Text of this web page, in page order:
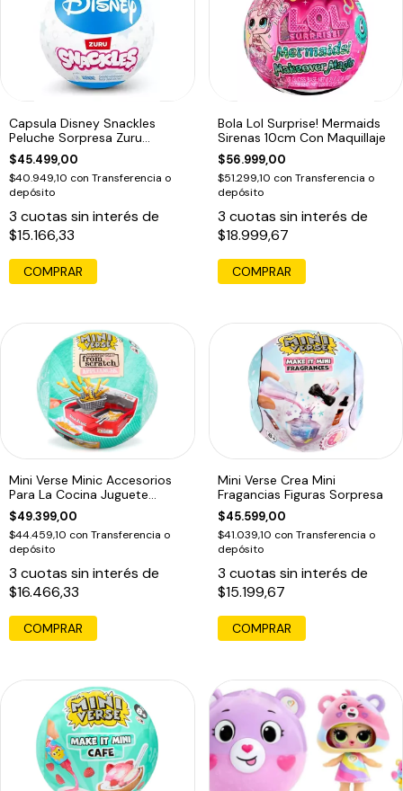
Capsula Disney Snackles
Peluche Sorpresa Zuru
Sorpresa
$45.499,00
$40.949,10 con Transferencia o
depósito
3 cuotas sin interés de
$15.166,33
Bola Lol Surprise! Mermaids
Sirenas 10cm Con Maquillaje
$56.999,00
$51.299,10 con Transferencia o
depósito
3 cuotas sin interés de
$18.999,67
Mini Verse Minic Accesorios
Para La Cocina Juguete
Sorpresa
$49.399,00
$44.459,10 con Transferencia o
depósito
3 cuotas sin interés de
$16.466,33
Mini Verse Crea Mini
Fragancias Figuras Sorpresa
$45.599,00
$41.039,10 con Transferencia o
depósito
3 cuotas sin interés de
$15.199,67